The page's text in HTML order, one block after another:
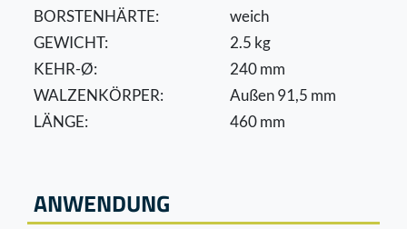
BORSTENHÄRTE:
weich
GEWICHT:
2.5 kg
KEHR-Ø:
240 mm
WALZENKÖRPER:
Außen 91,5 mm
LÄNGE:
460 mm
ANWENDUNG